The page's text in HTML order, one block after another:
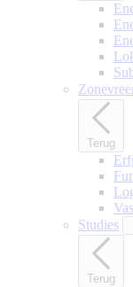
Terug
Studies
Terug